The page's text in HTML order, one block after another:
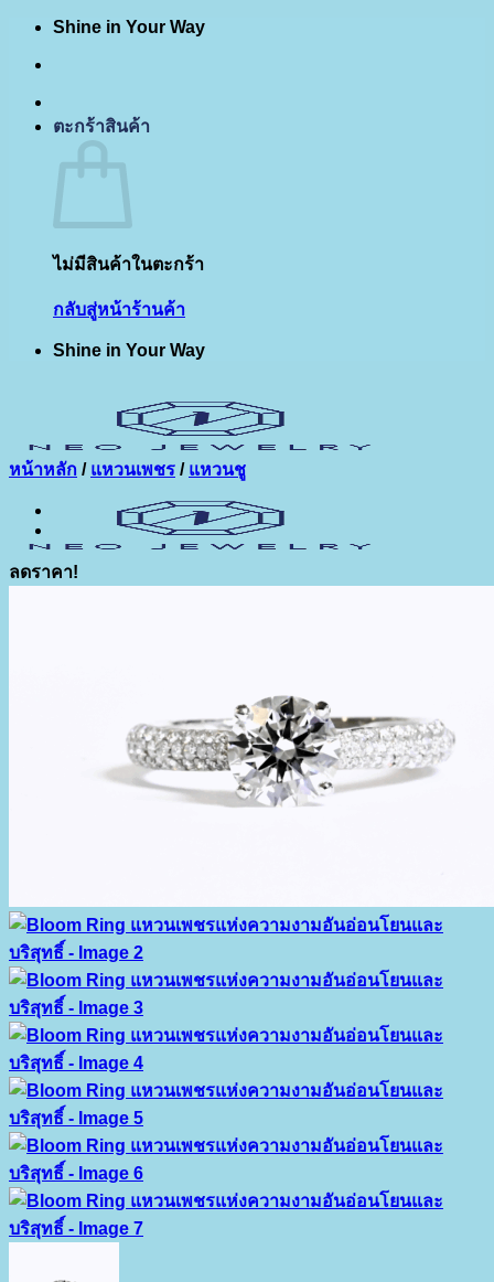
ข้าม
Shine in Your Way
ตะกร้าสินค้า
ไม่มีสินค้าในตะกร้า
กลับสู่หน้าร้านค้า
Shine in Your Way
แหล่งความรู้
หน้าหลัก / แหวนเพชร / แหวนชู
ลดราคา!